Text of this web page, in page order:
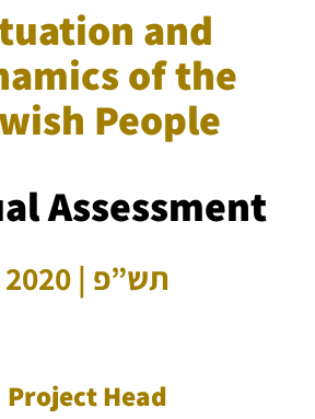
and
of the
People
Assessment
תש”פ | 2020
Project Head